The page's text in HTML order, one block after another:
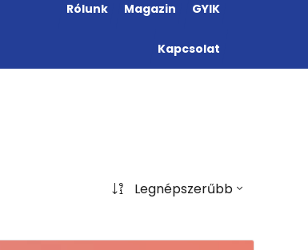
Rólunk Magazin GYIK
Kapcsolat
Legnépszerűbb